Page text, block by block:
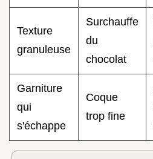
Texture
granuleuse
Surchauffe
du
chocolat
Garniture
qui
s'échappe
Coque
trop fine